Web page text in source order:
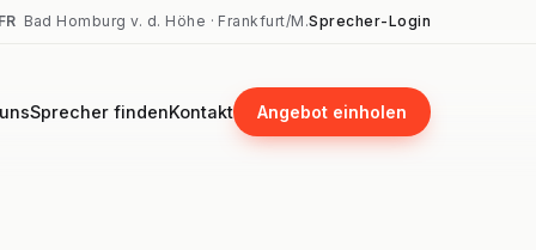
Bad Homburg v. d. Höhe · Frankfurt/M.Sprecher-Login
Sprecher findenKontakt Angebot einholen